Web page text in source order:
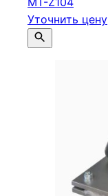
Уточнить цену